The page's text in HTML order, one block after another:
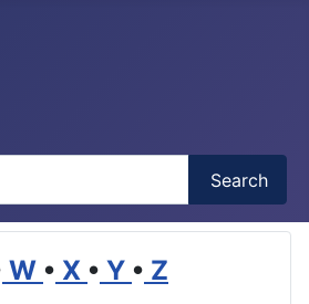
Search
W • X • Y • Z